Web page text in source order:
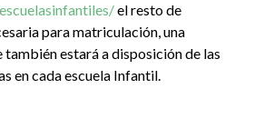
el resto de
para matriculación, una
estará a disposición de las
en cada escuela Infantil.